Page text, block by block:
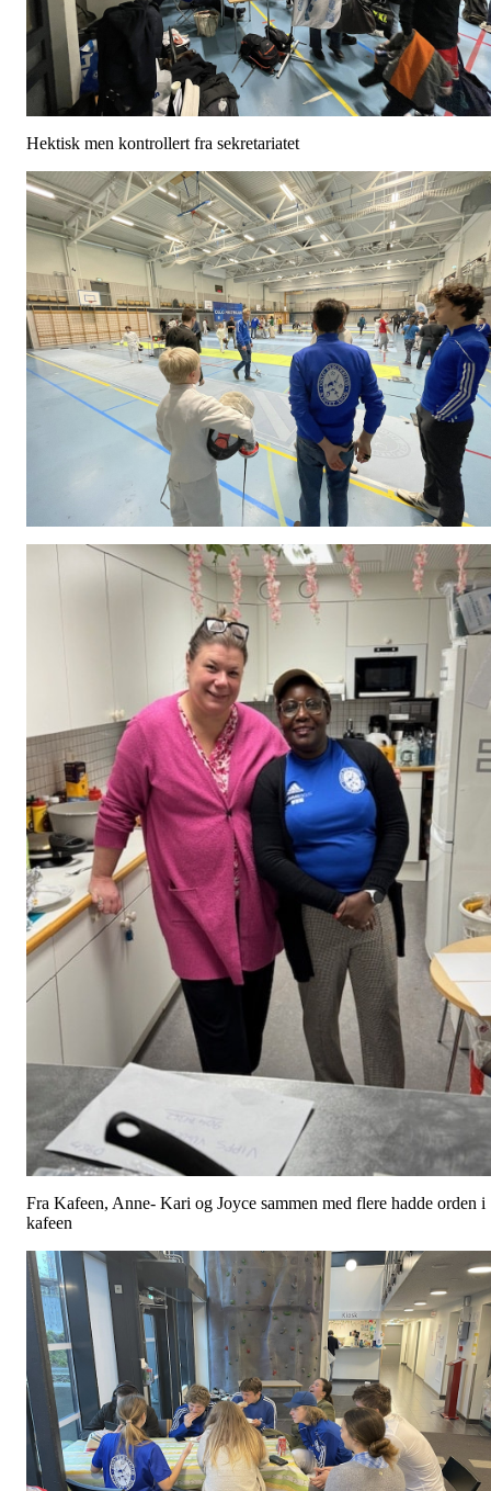
Hektisk men kontrollert fra sekretariatet
Fra Kafeen, Anne- Kari og Joyce sammen med flere hadde orden i
kafeen